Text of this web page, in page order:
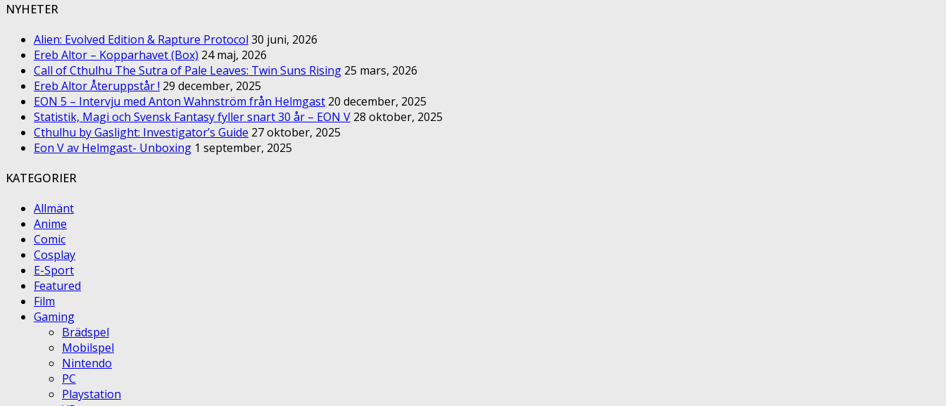
NYHETER
Alien: Evolved Edition & Rapture Protocol 30 juni, 2026
Ereb Altor – Kopparhavet (Box) 24 maj, 2026
Call of Cthulhu The Sutra of Pale Leaves: Twin Suns Rising 25 mars, 2026
Ereb Altor Återuppstår ! 29 december, 2025
EON 5 – Intervju med Anton Wahnström från Helmgast 20 december, 2025
Statistik, Magi och Svensk Fantasy fyller snart 30 år – EON V 28 oktober, 2025
Cthulhu by Gaslight: Investigator’s Guide 27 oktober, 2025
Eon V av Helmgast- Unboxing 1 september, 2025
KATEGORIER
Allmänt
Anime
Comic
Cosplay
E-Sport
Featured
Film
Gaming
Brädspel
Mobilspel
Nintendo
PC
Playstation